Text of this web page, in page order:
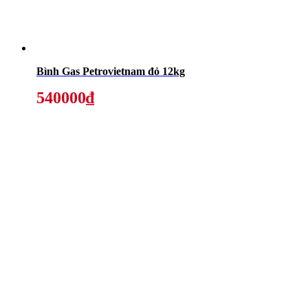
Bình Gas Petrovietnam đỏ 12kg
540000₫